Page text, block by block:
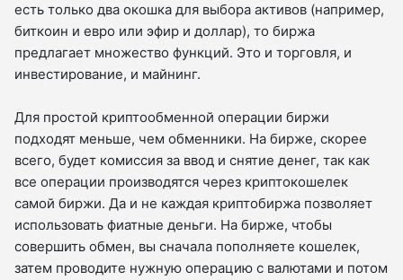
есть только два окошка для выбора активов (например,
биткоин и евро или эфир и доллар), то биржа
предлагает множество функций. Это и торговля, и
инвестирование, и майнинг.
Для простой криптообменной операции биржи
подходят меньше, чем обменники. На бирже, скорее
всего, будет комиссия за ввод и снятие денег, так как
все операции производятся через криптокошелек
самой биржи. Да и не каждая криптобиржа позволяет
использовать фиатные деньги. На бирже, чтобы
совершить обмен, вы сначала пополняете кошелек,
затем проводите нужную операцию с валютами и потом